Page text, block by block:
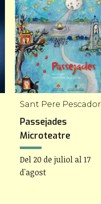
Sant Pere Pescador
Passejades
Microteatre
Del 20 de juliol al 17
d'agost